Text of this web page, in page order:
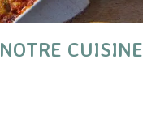
NOTRE CUISINE